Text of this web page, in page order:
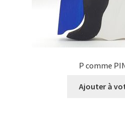
P comme
Ajouter à